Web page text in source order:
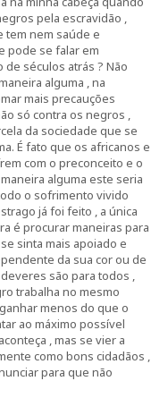
pela escravidão ,
tem nem saúde e
pode se falar em
séculos atrás ? Não
alguma , na
mais precauções
só contra os negros ,
da sociedade que se
É fato que os africanos e
com o preconceito e o
alguma este seria
o sofrimento vivido
já foi feito , a única
é procurar maneiras para
sinta mais apoiado e
da sua cor ou de
são para todos ,
trabalha no mesmo
menos do que o
ao máximo possível
, mas se vier a
como bons cidadãos ,
para que não